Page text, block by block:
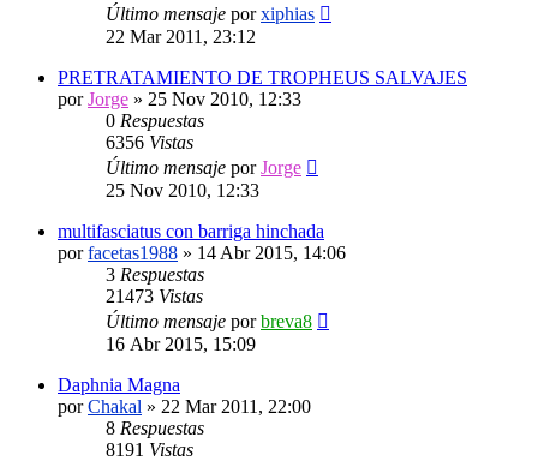
Último mensaje porxiphias
22 Mar 2011, 23:12
PRETRATAMIENTO DE TROPHEUS SALVAJES
porJorge » 25 Nov 2010, 12:33
0 Respuestas
6356 Vistas
Último mensaje porJorge
25 Nov 2010, 12:33
multifasciatus con barriga hinchada
porfacetas1988 » 14 Abr 2015, 14:06
3 Respuestas
21473 Vistas
Último mensaje porbreva8
16 Abr 2015, 15:09
Daphnia Magna
porChakal » 22 Mar 2011, 22:00
8 Respuestas
8191 Vistas